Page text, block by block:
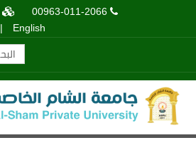
00963-011-2066
English
|